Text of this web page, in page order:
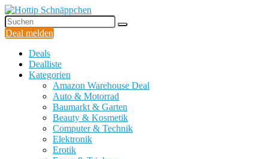
Deal melden
Deals
Dealliste
Kategorien
Amazon Warehouse Deal
Auto & Motorrad
Baumarkt & Garten
Beauty & Kosmetik
Computer & Technik
Elektronik
Erotik